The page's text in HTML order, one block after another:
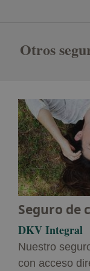
Otros
Seguro de
DKV Integral
Nuestro
con acceso